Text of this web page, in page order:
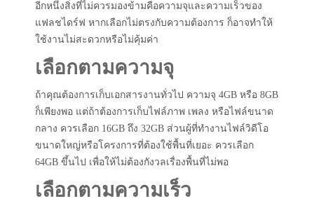
อีกหนึ่งสิ่งที่ไม่ควรมองข้ามคือความจุและความเร็วของ
แฟลชไดร์ฟ หากเลือกไม่ตรงกับความต้องการ ก็อาจทำให้
ใช้งานไม่สะดวกหรือไม่คุ้มค่า
เลือกตามความจุ
ถ้าคุณต้องการเก็บเอกสารงานทั่วไป ความจุ 4GB หรือ 8GB
ก็เพียงพอ แต่ถ้าต้องการเก็บไฟล์ภาพ เพลง หรือไฟล์ขนาด
กลาง ควรเลือก 16GB ถึง 32GB ส่วนผู้ที่ทำงานไฟล์วิดีโอ
ขนาดใหญ่หรือโครงการที่ต้องใช้พื้นที่เยอะ ควรเลือก
64GB ขึ้นไป เพื่อให้ไม่ต้องกังวลเรื่องพื้นที่ไม่พอ
เลือกตามความเร็ว